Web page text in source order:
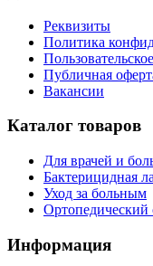
Реквизиты
Политика
Публичная
Вакансии
Каталог товаров
Для врачей и
Бактерицидная
Уход за больным
Ортопедический
Информация